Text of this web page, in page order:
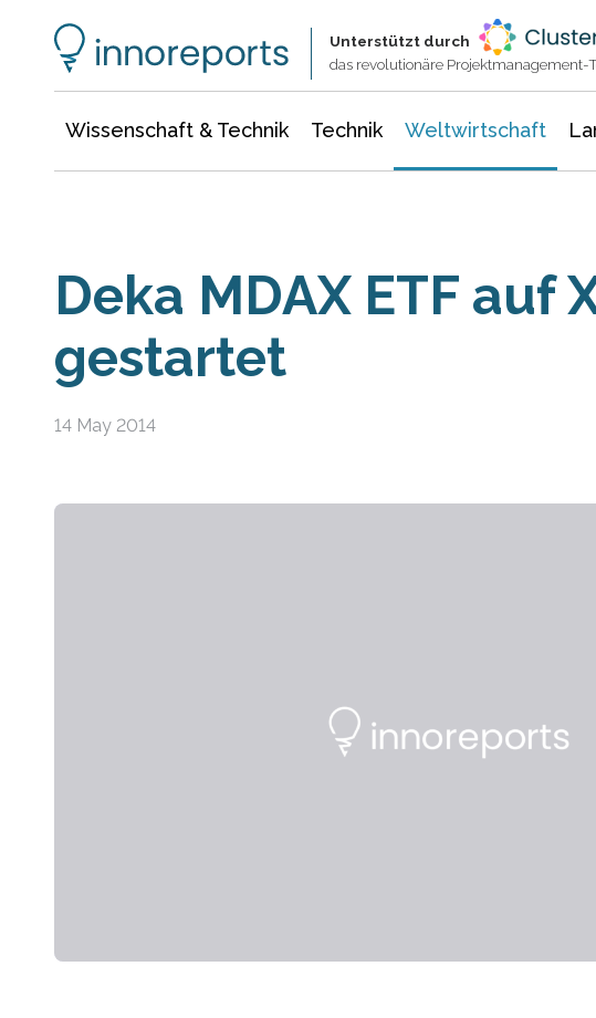
Unterstützt durch
das revolutionäre Projektmanagement-
Wissenschaft & Technik Technik Weltwirtschaft
Deka MDAX ETF auf
gestartet
14 May 2014